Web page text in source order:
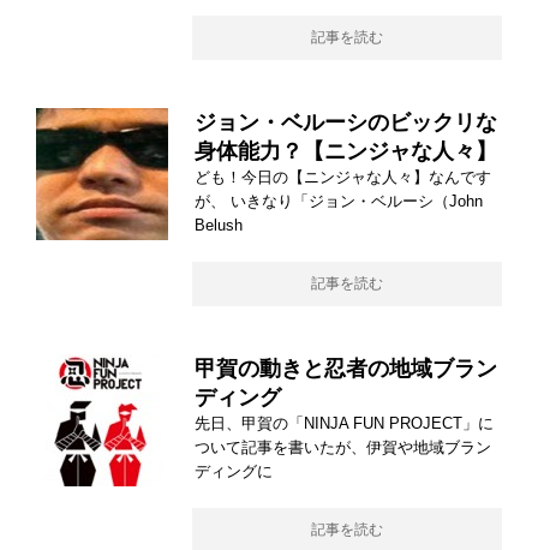
記事を読む
ジョン・ベルーシのビックリな
身体能力？【ニンジャな人々】
ども！今日の【ニンジャな人々】なんです
が、 いきなり「ジョン・ベルーシ（John
Belush
記事を読む
甲賀の動きと忍者の地域ブラン
ディング
先日、甲賀の「NINJA FUN PROJECT」に
ついて記事を書いたが、伊賀や地域ブラン
ディングに
記事を読む